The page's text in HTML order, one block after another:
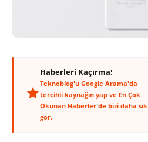
Haberleri Kaçırma!
Teknoblog'u Google Arama'da
tercihli kaynağın yap ve En Çok
Okunan Haberler'de bizi daha sık
gör.